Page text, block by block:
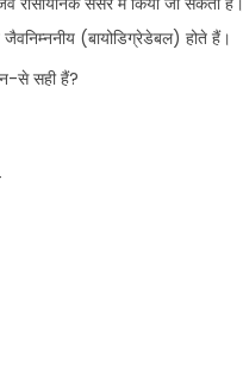
जैवनिम्ननीय (बायोडिग्रेडेबल) होते हैं।
से सही हैं?